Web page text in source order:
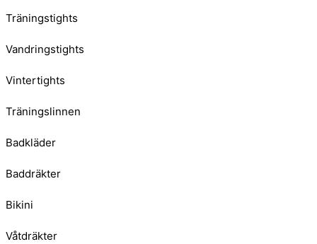
Träningstights
Vandringstights
Vintertights
Träningslinnen
Badkläder
Baddräkter
Bikini
Våtdräkter